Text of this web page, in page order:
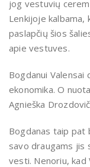
jog vestuvių
Lenkijoje kalbama,
paslapčių šios
apie vestuves.
Bogdanui
ekonomika. O
Agnieška
Bogdanas taip pat
savo draugams jis
vesti. Nenoriu,